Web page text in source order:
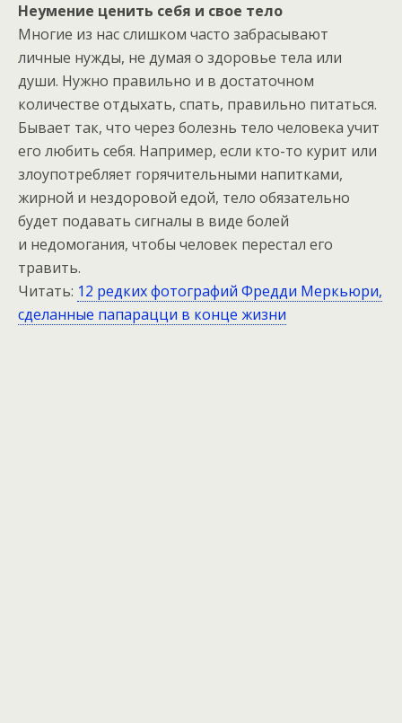
Неумение ценить себя и свое тело
Многие из нас слишком часто забрасывают
личные нужды, не думая о здоровье тела или
души. Нужно правильно и в достаточном
количестве отдыхать, спать, правильно питаться.
Бывает так, что через болезнь тело человека учит
его любить себя. Например, если кто-то курит или
злоупотребляет горячительными напитками,
жирной и нездоровой едой, тело обязательно
будет подавать сигналы в виде болей
и недомогания, чтобы человек перестал его
травить.
Читать: 12 редких фотографий Фредди Меркьюри,
сделанные папарацци в конце жизни